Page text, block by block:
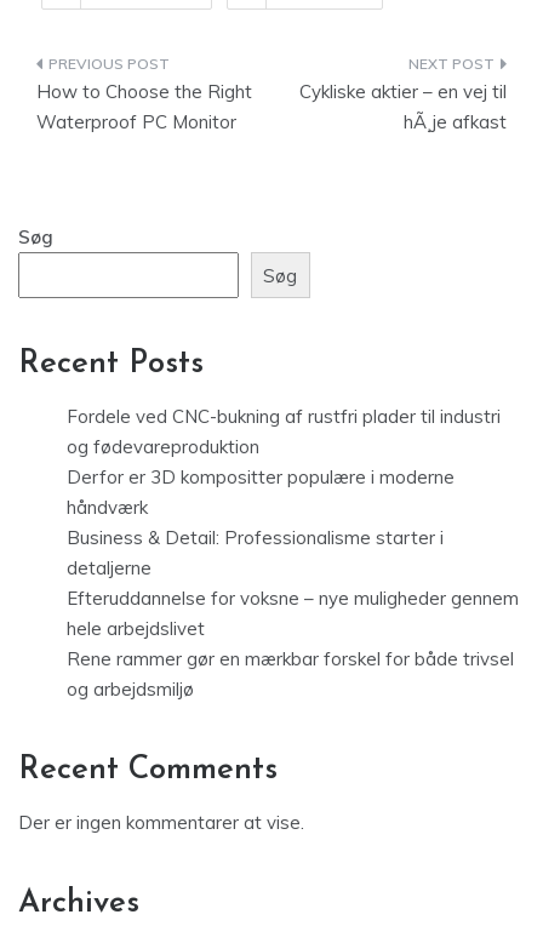
Indlægsnavigation
How to Choose the Right
Waterproof PC Monitor
Cykliske aktier – en vej til
hÃ¸je afkast
Søg
Søg
Recent Posts
Fordele ved CNC-bukning af rustfri plader til industri
og fødevareproduktion
Derfor er 3D kompositter populære i moderne
håndværk
Business & Detail: Professionalisme starter i
detaljerne
Efteruddannelse for voksne – nye muligheder gennem
hele arbejdslivet
Rene rammer gør en mærkbar forskel for både trivsel
og arbejdsmiljø
Recent Comments
Der er ingen kommentarer at vise.
Archives